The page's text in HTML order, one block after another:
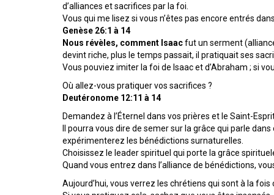
d’alliances et sacrifices par la foi.
Vous qui me lisez si vous n’êtes pas encore entrés
Genèse 26:1 à 14
Nous révèles, comment Isaacfut un serment
devint riche, plus le temps passait, il pratiquait ses
Vous pouviez imiter la foi de Isaac et d’Abraham ; si
Où allez-vous pratiquer vos sacrifices ?
Deutéronome 12:11 à 14
Demandez à l’Éternel dans vos prières et le Saint-
Il pourra vous dire de semer sur la grâce qui parle
expérimenterez les bénédictions surnaturelles.
Choisissez le leader spirituel qui porte la grâce
Quand vous entrez dans l’alliance de bénédictions,
Aujourd’hui, vous verrez les chrétiens qui sont à la